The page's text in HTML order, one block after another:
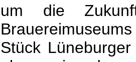
um die
Stück